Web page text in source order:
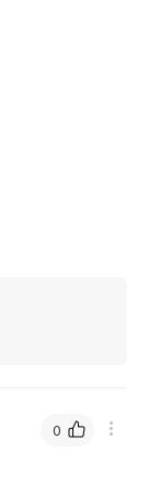
0